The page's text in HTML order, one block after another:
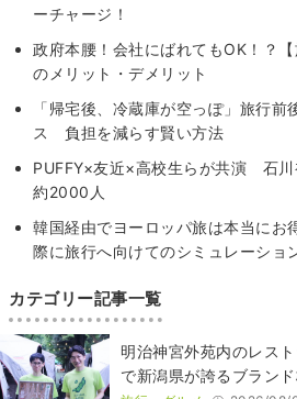
ーチャージ！
政府本腰！会社にばれてもOK！？
のメリット・デメリット
「帰宅後、冷蔵庫が空っぽ」旅行
ス 負担を減らす賢い方法
PUFFY×友近×高校生らが共演 石川
約2000人
韓国経由でヨーロッパ旅は本当にお
際に旅行へ向けてのシミュレーショ
カテゴリー記事一覧
明治神宮外苑内のレス
で新潟県が誇るブラン